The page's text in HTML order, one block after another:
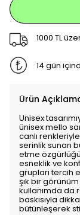
1000 TL
14 gün
Ürün
Unisex
ünisex mello
canlı
serinlik sunan
etme
esneklik ve
grupları tercih
şık bir
kullanımda da
baskısıyla
bütünleşerek